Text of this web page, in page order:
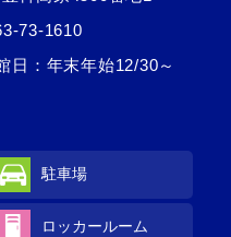
73-1610
：年末年始12/30～
駐車場
ロッカールーム